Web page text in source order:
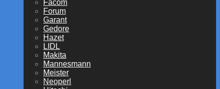
Facom
Forum
Garant
Gedore
Hazet
LIDL
Makita
Mannesmann
Meister
Neoperl